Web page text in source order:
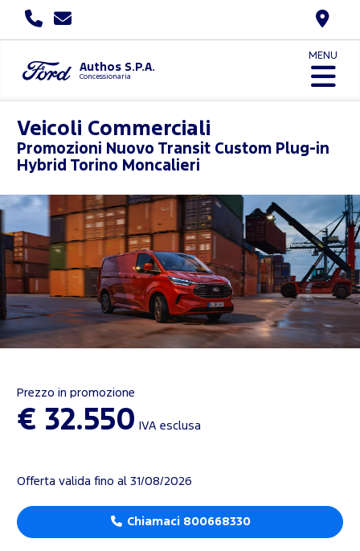
Authos S.P.A.
Concessionaria
MENU
Veicoli Commerciali
Promozioni Nuovo Transit Custom Plug-in
Hybrid Torino Moncalieri
Prezzo in promozione
€ 32.550 IVA esclusa
Offerta valida fino al 31/08/2026
Chiamaci 800668330